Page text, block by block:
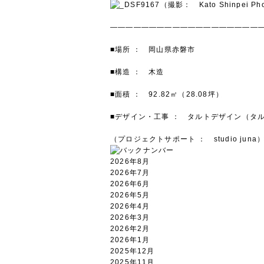
（撮影： Kato Shinpei
■場所 ： 岡山県赤磐市
■構造 ： 木造
■面積 ： 92.82㎡（28.08坪）
■デザイン・工事 ： タルトデザイン（タル
（プロジェクトサポート ： studio juna）
2026年8月
2026年7月
2026年6月
2026年5月
2026年4月
2026年3月
2026年2月
2026年1月
2025年12月
2025年11月